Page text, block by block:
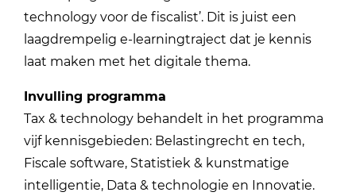
technology voor de fiscalist’. Dit is juist een
laagdrempelig e-learningtraject dat je kennis
laat maken met het digitale thema.
Invulling programma
Tax & technology behandelt in het programma
vijf kennisgebieden: Belastingrecht en tech,
Fiscale software, Statistiek & kunstmatige
intelligentie, Data & technologie en Innovatie.